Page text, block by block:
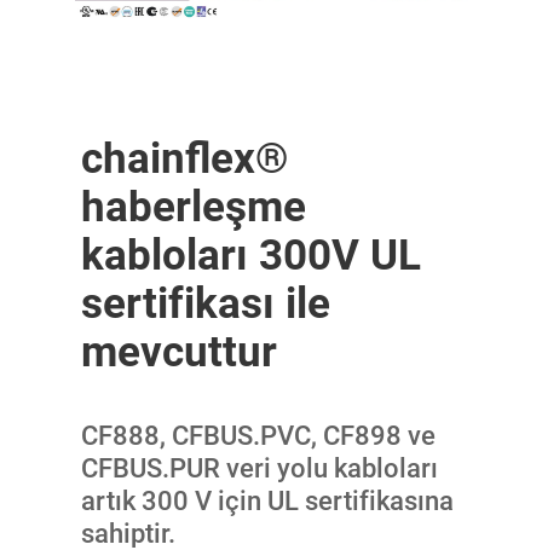
chainflex®
haberleşme
kabloları 300V UL
sertifikası ile
mevcuttur
CF888, CFBUS.PVC, CF898 ve
CFBUS.PUR veri yolu kabloları
artık 300 V için UL sertifikasına
sahiptir.